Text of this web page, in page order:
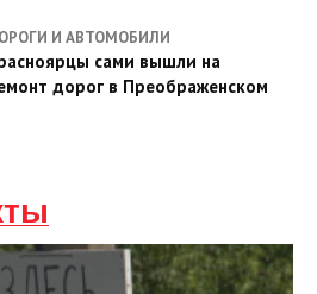
И АВТОМОБИЛИ
сами вышли на
дорог в Преображенском